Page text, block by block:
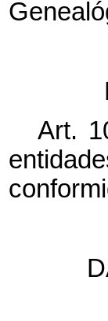
Art.